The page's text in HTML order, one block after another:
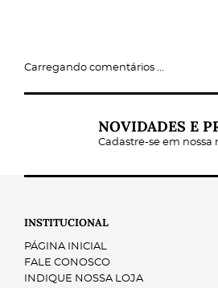
Tecido Tricoline: A Escolha
Largura:
Carregando comentários ...
NOVIDADES E
Cadastre-se em
INSTITUCIONAL
PÁGINA INICIAL
FALE CONOSCO
INDIQUE NOSSA LOJA